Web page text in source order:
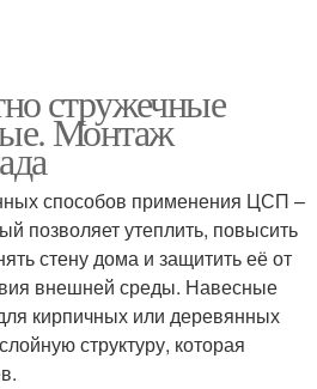
стружечные
Монтаж
способов применения ЦСП –
позволяет утеплить, повысить
стену дома и защитить её от
внешней среды. Навесные
кирпичных или деревянных
структуру, которая